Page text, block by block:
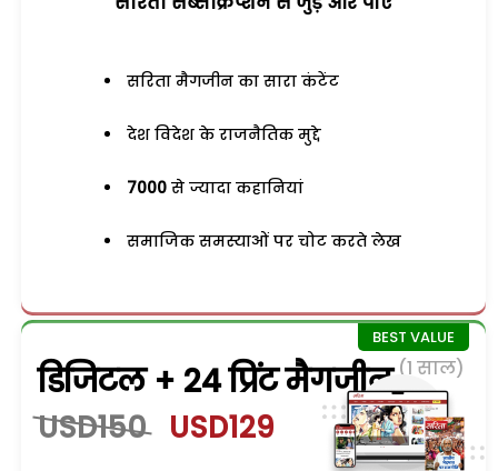
सरिता मैगजीन का सारा कंटेंट
देश विदेश के राजनैतिक मुद्दे
7000 से ज्यादा कहानियां
समाजिक समस्याओं पर चोट करते लेख
डिजिटल + 24 प्रिंट मैगजीन (1 साल)
USD150 USD129